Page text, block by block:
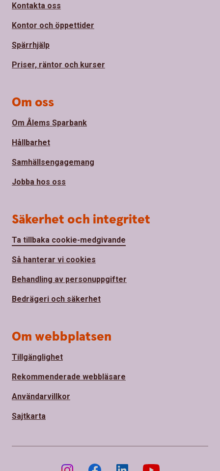
Kontakta oss
Kontor och öppettider
Spärrhjälp
Priser, räntor och kurser
Om oss
Om Ålems Sparbank
Hållbarhet
Samhällsengagemang
Jobba hos oss
Säkerhet och integritet
Ta tillbaka cookie-medgivande
Så hanterar vi cookies
Behandling av personuppgifter
Bedrägeri och säkerhet
Om webbplatsen
Tillgänglighet
Rekommenderade webbläsare
Användarvillkor
Sajtkarta